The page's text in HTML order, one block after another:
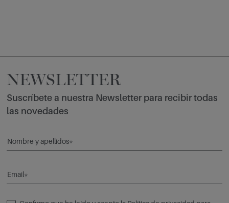
NEWSLETTER
Suscríbete a nuestra Newsletter para recibir todas
las novedades
Nombre y apellidos*
Email*